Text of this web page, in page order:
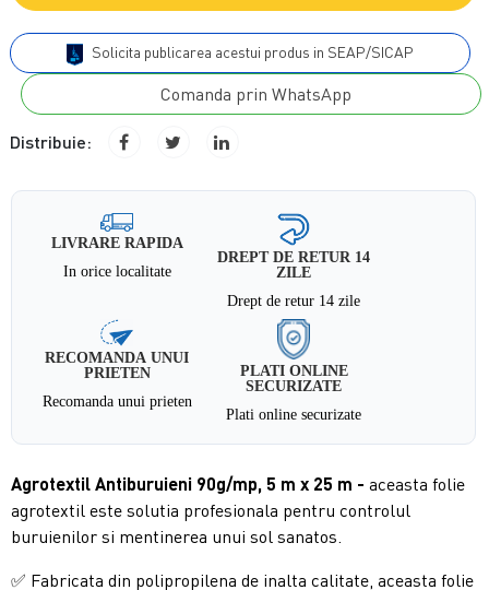
Solicita publicarea acestui produs in SEAP/SICAP
Comanda prin WhatsApp
Distribuie:
LIVRARE RAPIDA
In orice localitate
DREPT DE RETUR 14
ZILE
Drept de retur 14 zile
RECOMANDA UNUI
PRIETEN
Recomanda unui prieten
PLATI ONLINE
SECURIZATE
Plati online securizate
Agrotextil Antiburuieni 90g/mp, 5 m x 25 m - aceasta folie
agrotextil este solutia profesionala pentru controlul
buruienilor si mentinerea unui sol sanatos.
✅ Fabricata din polipropilena de inalta calitate, aceasta folie